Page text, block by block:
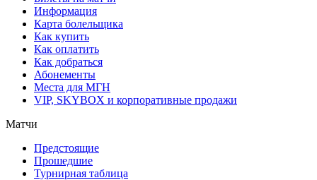
Информация
Карта болельщика
Как купить
Как оплатить
Как добраться
Абонементы
Места для МГН
VIP, SKYBOX и корпоративные продажи
Матчи
Предстоящие
Прошедшие
Турнирная таблица